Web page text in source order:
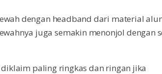
dengan headband dari material
juga semakin menonjol dengan
paling ringkas dan ringan jika